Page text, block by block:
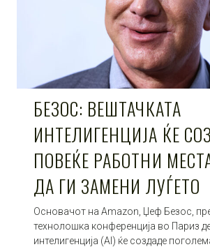
БЕЗОС: ВЕШТАЧКАТА
ИНТЕЛИГЕНЦИЈА ЌЕ
ПОВЕЌЕ РАБОТНИ
ДА ГИ ЗАМЕНИ ЛУЃЕТО
Основачот на Amazon, Џеф Безос,
технолошка конференција во Париз
интелигенција (AI) ќе создаде